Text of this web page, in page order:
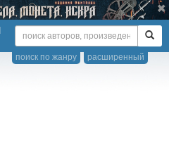
расширенный
поиск по жанру